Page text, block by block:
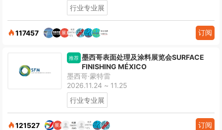
行业专业展
117457 订阅
推荐 墨西哥表面处理及涂料展览会SURFACE
FINISHING MÉXICO
墨西哥·蒙特雷
2026.11.24 ~ 11.25
行业专业展
121527 订阅